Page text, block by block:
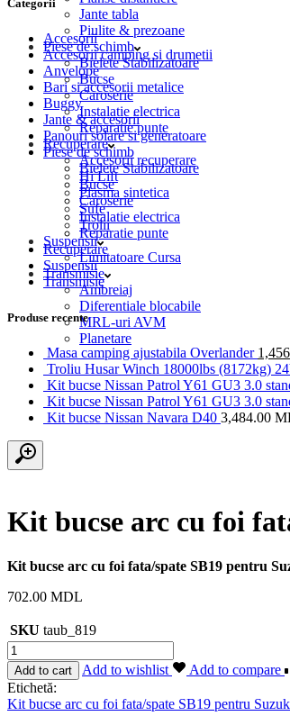
Jante tabla
Piulite & prezoane
Piese de schimb
Bielete Stabilizatoare
Bucse
Caroserie
Instalatie electrica
Reparatie punte
Recuperare
Accesorii recuperare
Hi Lift
Plasma sintetica
Sufe
Trolii
Suspensii
Limitatoare Cursa
Transmisie
Ambreiaj
Diferentiale blocabile
MRL-uri AVM
Planetare
Categorii
Accesorii
Accesorii camping si drumetii
Anvelope
Bari si accesorii metalice
Buggy
Jante & accesorii
Panouri solare si generatoare
Piese de schimb
Bielete Stabilizatoare
Bucse
Caroserie
Instalatie electrica
Reparatie punte
Recuperare
Suspensii
Transmisie
Produse recente
Masa camping ajustabila Overlander
Troliu Husar Winch 18000lbs (8172kg)
Kit bucse Nissan Patrol Y61 GU3 3.0
Kit bucse Nissan Patrol Y61 GU3 3.0
Kit bucse Nissan Navara D40 3,484.00
Kit bucse arc cu foi
Kit bucse arc cu foi fata/spate SB19 pentru
702.00 MDL
SKU taub_819
Cantitate
Kit
bucse
arc
cu
Add to cart Add to wishlist
Add to compare
Etichetă:
Kit bucse arc cu foi fata/spate SB19 pentru